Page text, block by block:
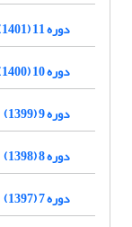
دوره 11 (1401)
دوره 10 (1400)
دوره 9 (1399)
دوره 8 (1398)
دوره 7 (1397)